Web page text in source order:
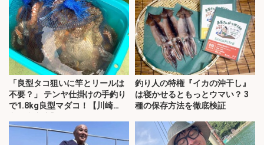
「良型タコ狙いに竿とリールは
不要？」 テンヤ仕掛けの手釣り
で1.8kg良型マダコ！【川崎
釣り人の特権『イカの沖干し』
は寝かせるともっとウマい？ 3
種の保存方法を徹底検証